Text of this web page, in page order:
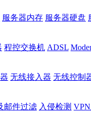
服务器内存 服务器硬盘
程控交换机 ADSL
无线接入器 无线控制
邮件过滤 入侵检测